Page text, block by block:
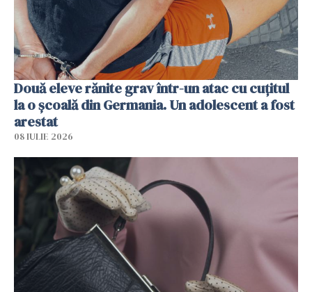
Două eleve rănite grav într-un atac cu cuțitul
la o școală din Germania. Un adolescent a fost
arestat
08 IULIE 2026